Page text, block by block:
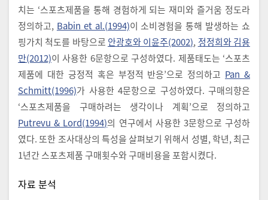
치는 ‘스포츠제품을 통해 경험하게 되는 재미와 즐거움 정도라
정의하고, Babin et al.(1994)이 소비경험을 통해 발생하는 쇼
핑가치 척도를 바탕으로 안광호와 이윤주(2002), 정정희와 김용
만(2012)이 사용한 6문항으로 구성하였다. 제품태도는 ‘스포츠
제품에 대한 긍정적 혹은 부정적 반응’으로 정의하고 Pan &
Schmitt(1996)가 사용한 4문항으로 구성하였다. 구매의향은
‘스포츠제품을 구매하려는 생각이나 계획’으로 정의하고
Putrevu & Lord(1994)의 연구에서 사용한 3문항으로 구성하
였다. 또한 조사대상의 특성을 살펴보기 위해서 성별, 학년, 최근
1년간 스포츠제품 구매횟수와 구매비용을 포함시켰다.
자료 분석